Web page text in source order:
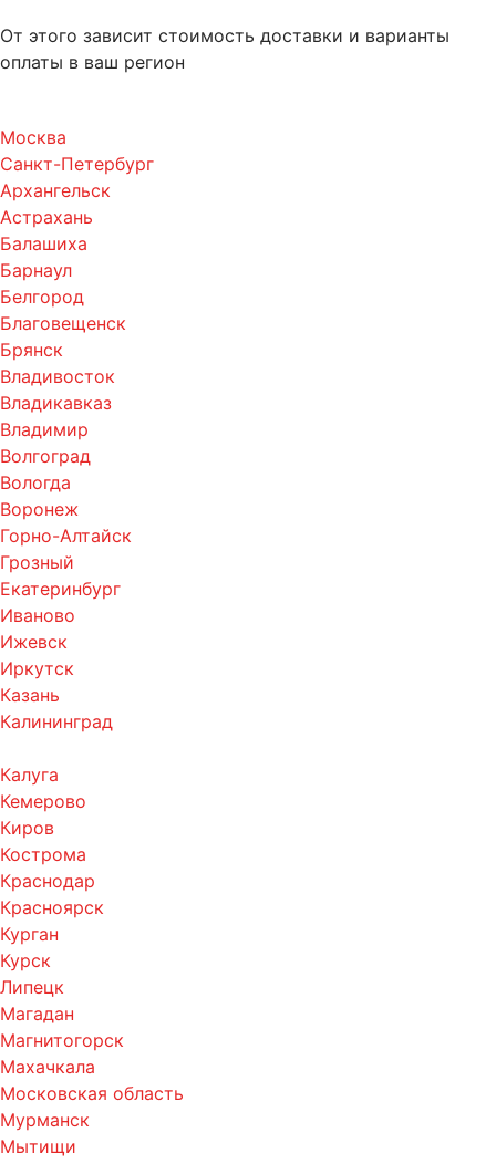
От этого зависит стоимость доставки и варианты
оплаты в ваш регион
Москва
Санкт-Петербург
Архангельск
Астрахань
Балашиха
Барнаул
Белгород
Благовещенск
Брянск
Владивосток
Владикавказ
Владимир
Волгоград
Вологда
Воронеж
Горно-Алтайск
Грозный
Екатеринбург
Иваново
Ижевск
Иркутск
Казань
Калининград
Калуга
Кемерово
Киров
Кострома
Краснодар
Красноярск
Курган
Курск
Липецк
Магадан
Магнитогорск
Махачкала
Московская область
Мурманск
Мытищи